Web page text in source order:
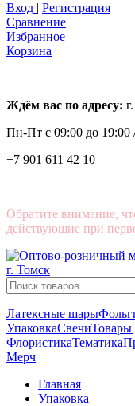
Вход | Регистрация
Сравнение
Избранное
Корзина
Ждём вас по адресу:
Пн-Пт с 09:00 до 19:00
+7 901 611 42 10
Обратите внимание,
действующие при
Латексные шары
УпаковкаСвечиТовары
ФлористикаТематика
Мерч
Главная
Упаковка